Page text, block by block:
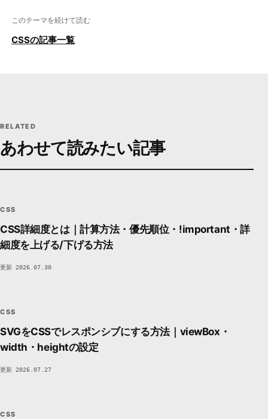
このテーマを続けて読む
CSSの記事一覧
RELATED
あわせて読みたい記事
CSS
CSS詳細度とは｜計算方法・優先順位・!important・詳
細度を上げる/下げる方法
更新 2026.07.30
CSS
SVGをCSSでレスポンシブにする方法｜viewBox・
width・heightの設定
更新 2026.07.27
CSS